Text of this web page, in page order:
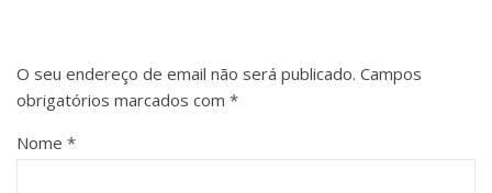
O seu endereço de email não será publicado. Campos
obrigatórios marcados com *
Nome *